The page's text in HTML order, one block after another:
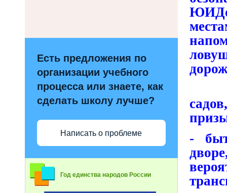
Есть предложения по
организации учебного
процесса или знаете, как
сделать школу лучше?
Написать о проблеме
Год единства народов России
-